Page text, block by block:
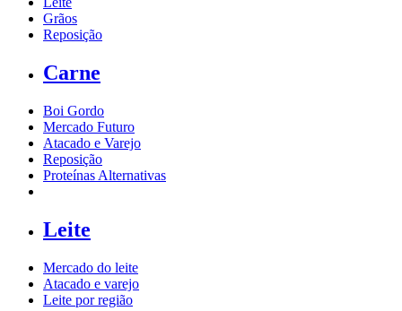
Grãos
Reposição
Carne
Boi Gordo
Mercado Futuro
Atacado e Varejo
Reposição
Proteínas Alternativas
Leite
Mercado do leite
Atacado e varejo
Leite por região